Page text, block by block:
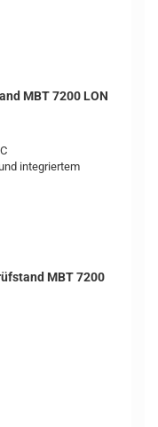
MBT 7200 LON
integriertem
MBT 7200